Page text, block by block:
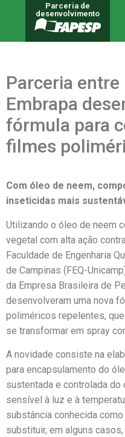
Parceria de
desenvolvimento
Parceria entre
Embrapa
fórmula para
filmes
Com óleo de neem,
inseticidas mais
Utilizando o óleo de neem
vegetal com alta ação
Faculdade de Engenharia
de Campinas (FEQ-
da Empresa Brasileira de
desenvolveram uma nova
poliméricos repelentes,
se transformar em spray
A novidade consiste na
para encapsulamento do
sustentada e controlada
sensível à luz e à
substância conhecida
substituir, em alguns